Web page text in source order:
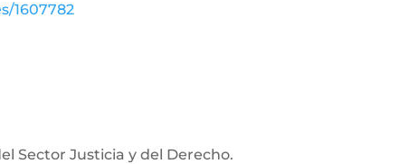
1607782
Sector Justicia y del Derecho.